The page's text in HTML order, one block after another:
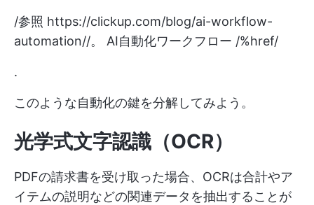
/参照 https://clickup.com/blog/ai-workflow-
automation//。
AI自動化ワークフロー /%href/
.
このような自動化の鍵を分解してみよう。
光学式文字認識（OCR）
PDFの請求書を受け取った場合、OCRは合計やア
イテムの説明などの関連データを抽出することが